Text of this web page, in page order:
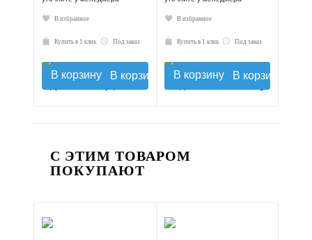
В избранное
Купить в 1 клик Под заказ
В корзину
В избранное
Купить в 1 клик Под заказ
В корзину
С ЭТИМ ТОВАРОМ
ПОКУПАЮТ